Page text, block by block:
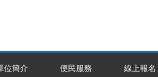
位簡介 便民服務 線上報名